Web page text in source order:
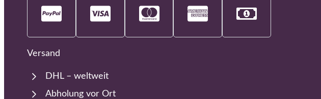
Versand
DHL – weltweit
Abholung vor Ort